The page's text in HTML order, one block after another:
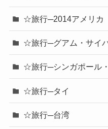
☆旅行─2014アメリカ
☆旅行─グアム・サイ
☆旅行─シンガポール
☆旅行─タイ
☆旅行─台湾